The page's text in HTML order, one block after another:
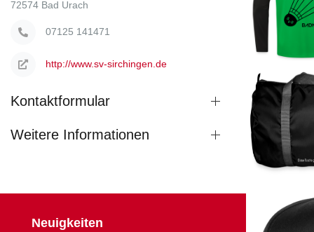
72574 Bad Urach
07125 141471
http://www.sv-sirchingen.de
Kontaktformular
Weitere Informationen
Neuigkeiten